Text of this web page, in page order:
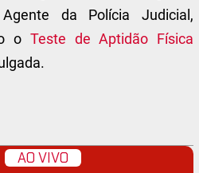
da Polícia Judicial,
o Teste de Aptidão Física
AO VIVO